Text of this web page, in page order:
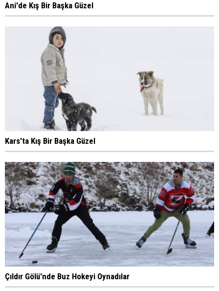
Ani'de Kış Bir Başka Güzel
Kars'ta Kış Bir Başka Güzel
Çıldır Gölü'nde Buz Hokeyi Oynadılar